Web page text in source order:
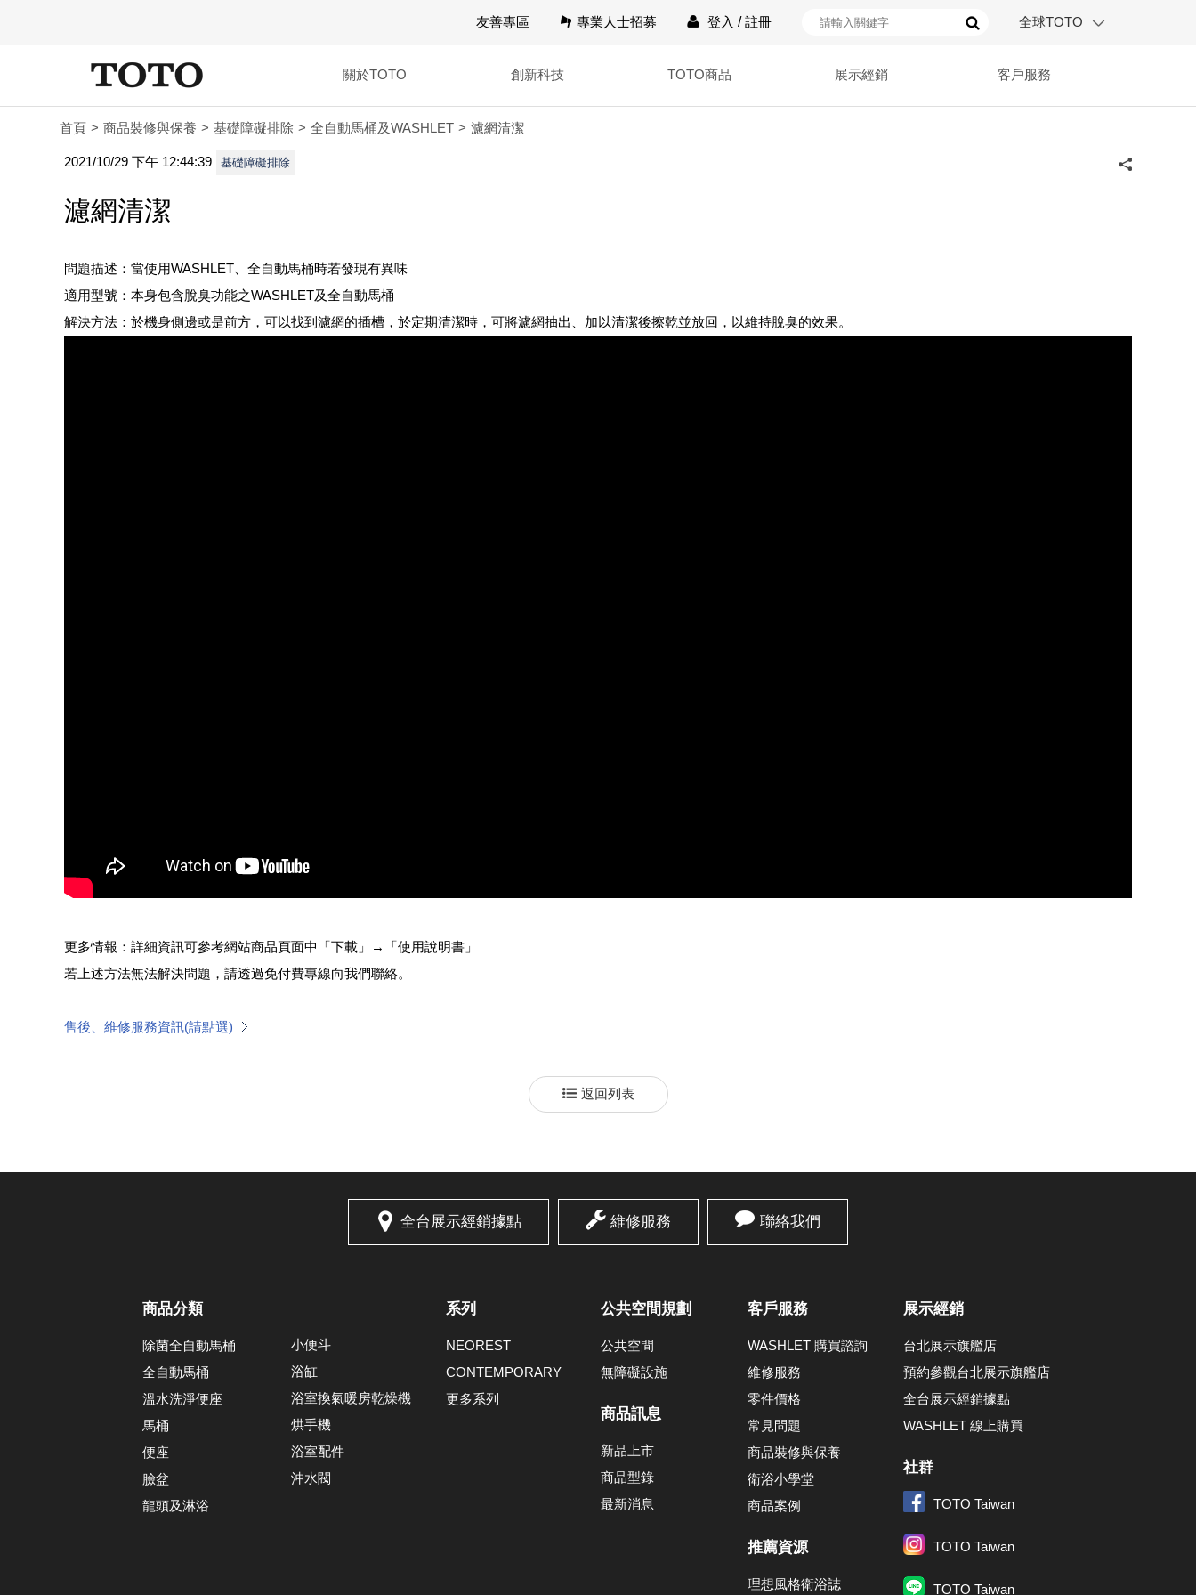
友善專區 專業人士招募 登入 /註冊 全球TOTO
關於TOTO 創新科技 TOTO商品 展示經銷 客戶服務
首頁 商品裝修與保養 基礎障礙排除 全自動馬桶及WASHLET 濾網清潔
2021/10/29 下午 12:44:39 基礎障礙排除
濾網清潔
問題描述：當使用WASHLET、全自動馬桶時若發現有異味
適用型號：本身包含脫臭功能之WASHLET及全自動馬桶
解決方法：於機身側邊或是前方，可以找到濾網的插槽，於定期清潔時，可將濾網抽出、加以清潔後擦乾並放回，以維持脫臭的效果。
更多情報：詳細資訊可參考網站商品頁面中「下載」→「使用說明書」
若上述方法無法解決問題，請透過免付費專線向我們聯絡。
售後、維修服務資訊(請點選)
返回列表
全台展示經銷據點 維修服務 聯絡我們
商品分類
除菌全自動馬桶
全自動馬桶
溫水洗淨便座
馬桶
便座
臉盆
龍頭及淋浴
小便斗
浴缸
浴室換氣暖房乾燥機
烘手機
浴室配件
沖水閥
系列
NEOREST
CONTEMPORARY
更多系列
公共空間規劃
公共空間
無障礙設施
商品訊息
新品上市
商品型錄
最新消息
客戶服務
WASHLET 購買諮詢
維修服務
零件價格
常見問題
商品裝修與保養
衛浴小學堂
商品案例
推薦資源
理想風格衛浴誌
展示經銷
台北展示旗艦店
預約參觀台北展示旗艦店
全台展示經銷據點
WASHLET 線上購買
社群
TOTO Taiwan
TOTO Taiwan
TOTO Taiwan